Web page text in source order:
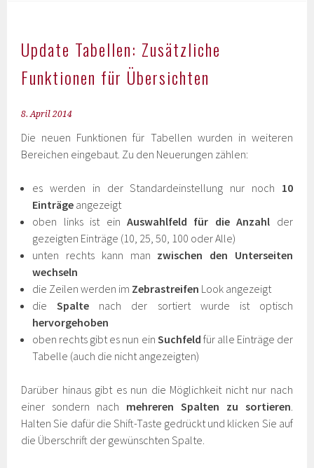
Update Tabellen: Zusätzliche
Funktionen für Übersichten
8. April 2014
Die neuen Funktionen für Tabellen wurden in weiteren
Bereichen eingebaut. Zu den Neuerungen zählen:
es werden in der Standardeinstellung nur noch 10
Einträge angezeigt
oben links ist ein Auswahlfeld für die Anzahl der
gezeigten Einträge (10, 25, 50, 100 oder Alle)
unten rechts kann man zwischen den Unterseiten
wechseln
die Zeilen werden im Zebrastreifen Look angezeigt
dieSpalte nach der sortiert wurde ist optisch
hervorgehoben
oben rechts gibt es nun ein Suchfeld für alle Einträge der
Tabelle (auch die nicht angezeigten)
Darüber hinaus gibt es nun die Möglichkeit nicht nur nach
einer sondern nach mehreren Spalten zu sortieren
Halten Sie dafür die Shift-Taste gedrückt und klicken Sie auf
die Überschrift der gewünschten Spalte.